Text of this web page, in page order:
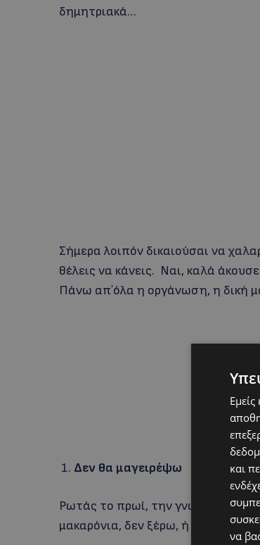
δημητριακά…
Σήμερα λοιπόν δικαιούσαι να
θέλεις να κάνεις. Ναι, καλά
Πάνω απ΄όλα η οργάνωση, η δική
Δεν θα μαγειρέψω
Ρωτάς το πρωί, την γνωστή
μακαρόνια, δεν ξέρω, ή ότι θες.
και
να